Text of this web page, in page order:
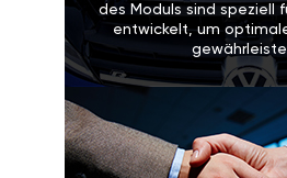
des Moduls sind speziell
entwickelt, um